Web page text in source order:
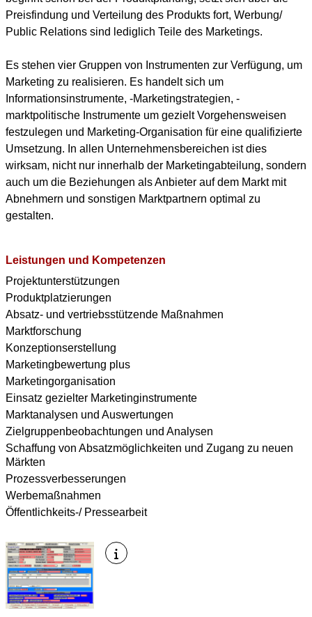
Preisfindung und Verteilung des Produkts fort, Werbung/
Public Relations sind lediglich Teile des Marketings.
Es stehen vier Gruppen von Instrumenten zur Verfügung, um
Marketing zu realisieren. Es handelt sich um
Informationsinstrumente, -Marketingstrategien, -
marktpolitische Instrumente um gezielt Vorgehensweisen
festzulegen und Marketing-Organisation für eine qualifizierte
Umsetzung. In allen Unternehmensbereichen ist dies
wirksam, nicht nur innerhalb der Marketingabteilung, sondern
auch um die Beziehungen als Anbieter auf dem Markt mit
Abnehmern und sonstigen Marktpartnern optimal zu
gestalten.
Leistungen und Kompetenzen
Projektunterstützungen
Produktplatzierungen
Absatz- und vertriebsstützende Maßnahmen
Marktforschung
Konzeptionserstellung
Marketingbewertung plus
Marketingorganisation
Einsatz gezielter Marketinginstrumente
Marktanalysen und Auswertungen
Zielgruppenbeobachtungen und Analysen
Schaffung von Absatzmöglichkeiten und Zugang zu neuen
Märkten
Prozessverbesserungen
Werbemaßnahmen
Öffentlichkeits-/ Pressearbeit